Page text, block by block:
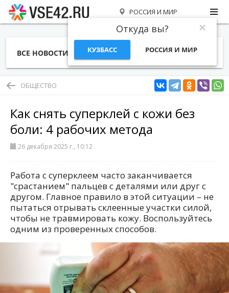
РОССИЯ И МИР
Откуда вы?
КУЗБАСС РОССИЯ И МИР
ВСЕ НОВОСТИ СТАТЬИ ТЕМЫ ФОТО
ОБЩЕСТВО
Как снять суперклей с кожи без
боли: 4 рабочих метода
26 декабря 2025 г., 10:12
Работа с суперклеем часто заканчивается
"срастанием" пальцев с деталями или друг с
другом. Главное правило в этой ситуации – не
пытаться отрывать склеенные участки силой,
чтобы не травмировать кожу. Воспользуйтесь
одним из проверенных способов.